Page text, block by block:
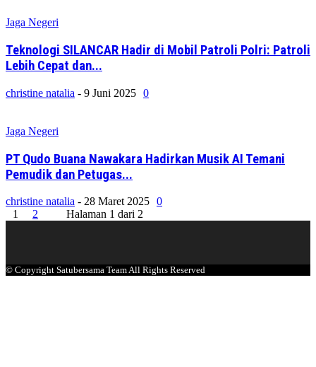
Jaga Negeri
Teknologi SILANCAR Hadir di Mobil Patroli Polri: Patroli
Lebih Cepat dan...
christine natalia - 9 Juni 2025 0
Jaga Negeri
PT Qudo Buana Nawakara Hadirkan Musik AI Temani
Pemudik dan Petugas...
christine natalia - 28 Maret 2025 0
1
2 Halaman 1 dari 2
© Copyright Satubersama Team All Rights Reserved